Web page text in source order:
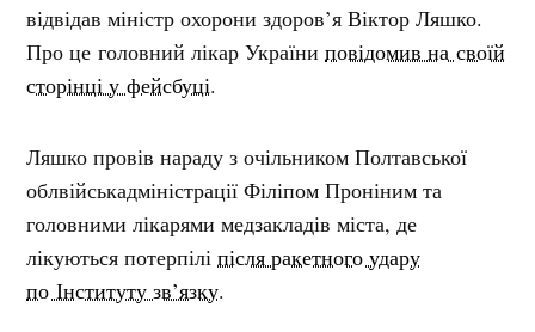
відвідав міністр охорони здоров’я Віктор Ляшко.
Про це головний лікар Україниповідомив на своїй
сторінці у фейсбуці.
Ляшко провів нараду з очільником Полтавської
облвійськадміністрації Філіпом Проніним та
головними лікарями медзакладів міста, де
лікуються потерпіліпісля ракетного удару
по Інституту зв’язку.